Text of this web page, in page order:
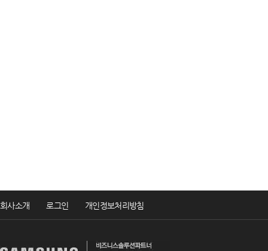
회사소개 로그인 개인정보처리방침